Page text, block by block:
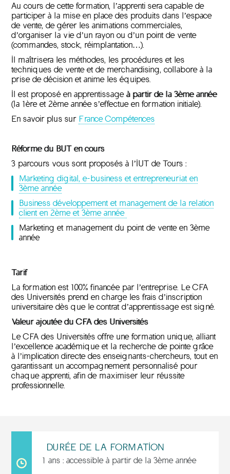
Au cours de cette formation, l’apprenti sera capable de
participer à la mise en place des produits dans l’espace
de vente, de gérer les animations commerciales,
d’organiser la vie d’un rayon ou d’un point de vente
(commandes, stock, réimplantation…).
Il maîtrisera les méthodes, les procédures et les
techniques de vente et de merchandising, collabore à la
prise de décision et anime les équipes.
Il est proposé en apprentissageà partir de la 3ème année
(la 1ère et 2ème année s’effectue en formation initiale).
En savoir plus sur France Compétences
Réforme du BUT en cours
3 parcours vous sont proposés à l’IUT de Tours :
Marketing digital, e-business et entrepreneuriat en
3ème année
Business développement et management de la relation
client en 2ème et 3ème année
Marketing et management du point de vente en 3ème
année
Tarif
La formation est 100% financée par l’entreprise. Le CFA
des Universités prend en charge les frais d’inscription
universitaire dès que le contrat d’apprentissage est signé.
Valeur ajoutée du CFA des Universités
Le CFA des Universités offre une formation unique, alliant
l’excellence académique et la recherche de pointe grâce
à l’implication directe des enseignants-chercheurs, tout en
garantissant un accompagnement personnalisé pour
chaque apprenti, afin de maximiser leur réussite
professionnelle.
DURÉE DE LA FORMATION
1 ans : accessible à partir de la 3ème année